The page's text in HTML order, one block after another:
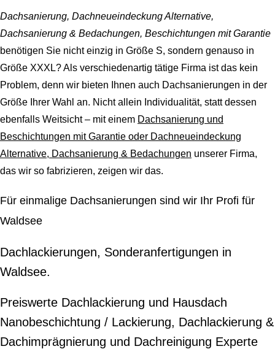
Dachsanierung, Dachneueindeckung Alternative,
Dachsanierung & Bedachungen, Beschichtungen mit Garantie
benötigen Sie nicht einzig in Größe S, sondern genauso in
Größe XXXL? Als verschiedenartig tätige Firma ist das kein
Problem, denn wir bieten Ihnen auch Dachsanierungen in der
Größe Ihrer Wahl an. Nicht allein Individualität, statt dessen
ebenfalls Weitsicht – mit einem Dachsanierung und
Beschichtungen mit Garantie oder Dachneueindeckung
Alternative, Dachsanierung & Bedachungen unserer Firma,
das wir so fabrizieren, zeigen wir das.
Für einmalige Dachsanierungen sind wir Ihr Profi für
Waldsee
Dachlackierungen, Sonderanfertigungen in
Waldsee.
Preiswerte Dachlackierung und Hausdach
Nanobeschichtung / Lackierung, Dachlackierung &
Dachimprägnierung und Dachreinigung Experte